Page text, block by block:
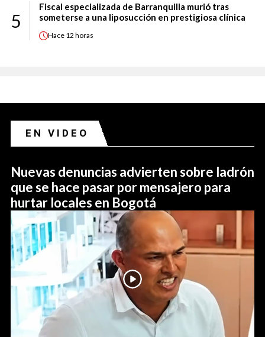
5
Fiscal especializada de Barranquilla murió tras
someterse a una liposucción en prestigiosa clínica
Hace 12 horas
EN VIDEO
Nuevas denuncias advierten sobre ladrón
que se hace pasar por mensajero para
hurtar locales en Bogotá